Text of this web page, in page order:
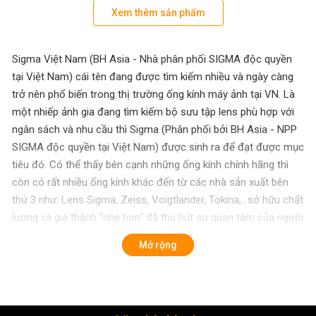
Xem thêm sản phẩm
Sigma Việt Nam (BH Asia - Nhà phân phối SIGMA độc quyền
tại Việt Nam) cái tên đang được tìm kiếm nhiều và ngày càng
trở nên phổ biến trong thị trường ống kính máy ảnh tại VN. Là
một nhiếp ảnh gia đang tìm kiếm bộ sưu tập lens phù hợp với
ngân sách và nhu cầu thì Sigma (Phân phối bởi BH Asia - NPP
SIGMA độc quyền tại Việt Nam) được sinh ra để đạt được mục
tiêu đó. Có thể thấy bên cạnh những ống kính chính hãng thì
còn có rất nhiều ống kính khác đến từ các nhà sản xuất bên
thứ 3 như: Lens Sigma, Zeiss, Voigtlander, Tokina,...sở hữu chất
lượng và giá thành "nhẹ hơn" đã thu hút sự quan tâm của người
chơi ngành ảnh. Nổi bật hơn cả phải kể đến ống kính Sigma -
Với độ phủ sản phẩm rộng rãi toàn cầu, có chất lượng vượt
Sigma Việt Nam (BH Asia - Nhà phân phối SIGMA độc quyền
Mở rộng